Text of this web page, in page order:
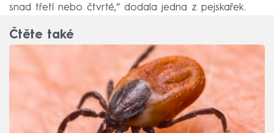
snad třetí nebo čtvrté,“ dodala jedna z pejskařek.
Čtěte také